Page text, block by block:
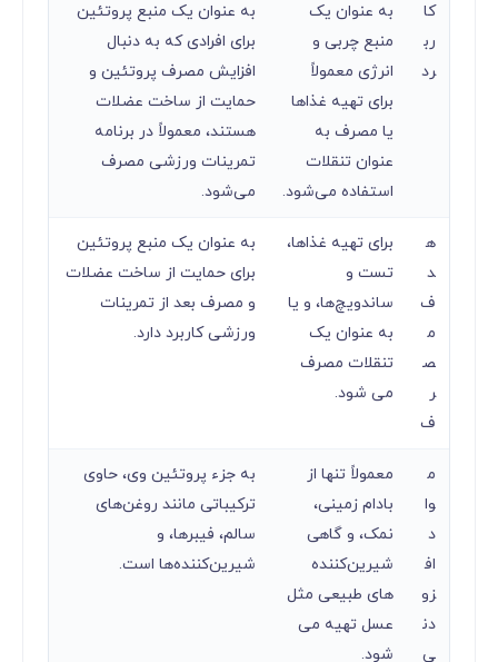
کا
رب
رد
به عنوان یک
منبع چربی و
انرژی معمولاً
برای تهیه غذاها
یا مصرف به
عنوان تنقلات
استفاده می‌شود.
به عنوان یک منبع پروتئین
برای افرادی که به دنبال
افزایش مصرف پروتئین و
حمایت از ساخت عضلات
هستند، معمولاً در برنامه
تمرینات ورزشی مصرف
می‌شود.
ه
د
ف
م
ص
ر
ف
برای تهیه غذاها،
تست و
ساندویچ‌ها، و یا
به عنوان یک
تنقلات مصرف
می شود.
به عنوان یک منبع پروتئین
برای حمایت از ساخت عضلات
و مصرف بعد از تمرینات
ورزشی کاربرد دارد.
م
وا
د
اف
زو
دن
ی
معمولاً تنها از
بادام زمینی،
نمک، و گاهی
شیرین‌کننده
های طبیعی مثل
عسل تهیه می
شود.
به جزء پروتئین وی، حاوی
ترکیباتی مانند روغن‌های
سالم، فیبرها، و
شیرین‌کننده‌ها است.